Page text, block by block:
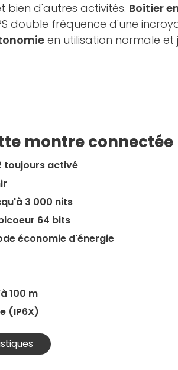
bien d'autres activités. Boîtier
double fréquence d'une
en utilisation normale et
montre connectée
toujours activé
3 000 nits
64 bits
économie d'énergie
100 m
(IP6X)